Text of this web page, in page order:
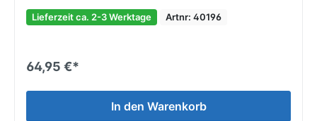
Lieferzeit ca. 2-3 Werktage Artnr: 40196
64,95 €*
In den Warenkorb